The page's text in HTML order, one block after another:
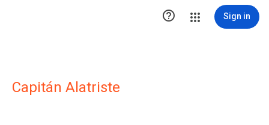
 Sign in
Capitán Alatriste